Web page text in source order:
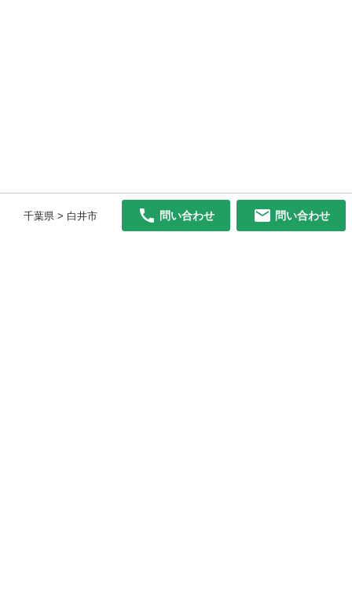
千葉県 > 白井市 問い合わせ 問い合わせ